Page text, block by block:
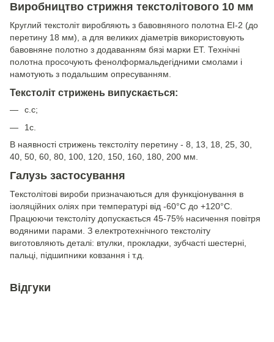
Виробництво стрижня текстолітового 10 мм
Круглий текстоліт виробляють з бавовняного полотна ЕІ-2 (до
перетину 18 мм), а для великих діаметрів використовують
бавовняне полотно з додаванням бязі марки ЕТ. Технічні
полотна просочують фенолформальдегідними смолами і
намотують з подальшим опресуванням.
Текстоліт стрижень випускається:
с.с;
1с.
В наявності стрижень текстоліту перетину - 8, 13, 18, 25, 30,
40, 50, 60, 80, 100, 120, 150, 160, 180, 200 мм.
Галузь застосування
Текстолітові вироби призначаються для функціонування в
ізоляційних оліях при температурі від -60°C до +120°C.
Працюючи текстоліту допускається 45-75% насичення повітря
водяними парами. З електротехнічного текстоліту
виготовляють деталі: втулки, прокладки, зубчасті шестерні,
пальці, підшипники ковзання і т.д.
Відгуки